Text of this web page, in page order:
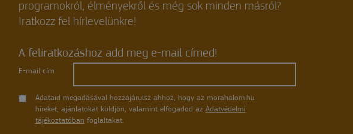
programokról, élményekről és még sok minden másról?
Iratkozz fel hírlevelünkre!
A feliratkozáshoz add meg e-mail címed!
E-mail cím
Adataid megadásával hozzájárulsz ahhoz, hogy az morahalom.hu
híreket, ajánlatokat küldjön, valamint elfogadod az Adatvédelmi
tájékoztatóban foglaltakat.